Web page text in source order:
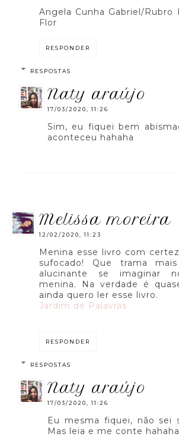
Angela Cunha Gabriel/Rubro
Flor
RESPONDER
RESPOSTAS
naty araújo
17/03/2020, 11:26
Sim, eu fiquei bem
aconteceu hahaha
melissa moreira
12/02/2020, 11:23
Menina esse livro com
sufocado! Que trama
alucinante se imaginar
menina. Na verdade é
ainda quero ler esse livro.
Jardim de Palavras
RESPONDER
RESPOSTAS
naty araújo
17/03/2020, 11:26
Eu mesma fiquei, não sei
Mas leia e me conte hahaha